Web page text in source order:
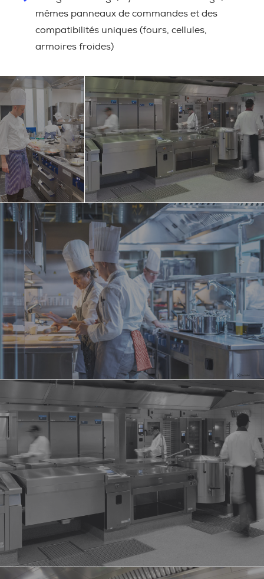
mêmes panneaux de commandes et des
compatibilités uniques (fours, cellules,
armoires froides)